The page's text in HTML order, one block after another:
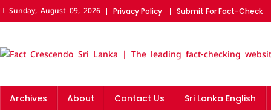
Skip
to
Sunday, August 09, 2026 Privacy Policy Submit For Fact-Check
The leading fact-checking
Archives About Contact Us Sri Lanka English